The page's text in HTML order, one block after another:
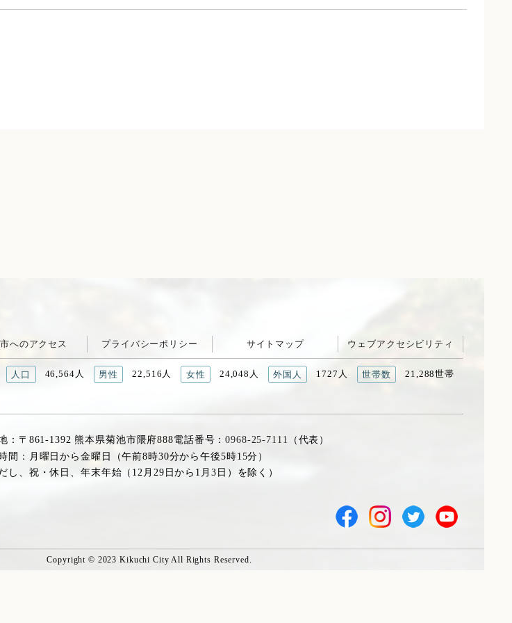
へのアクセス プライバシーポリシー サイトマップ ウェブアクセシビリティ
人口 46,564人 男性 22,516人 女性 24,048人 外国人 1727人 世帯数 21,288世帯
：〒861-1392 熊本県菊池市隈府888電話番号：0968-25-7111
（代表）
間：月曜日から金曜日（午前8時30分から午後5時15分）
だし、祝・休日、年末年始（12月29日から1月3日）を除く）
Copyright © 2023 Kikuchi City All Rights Reserved.